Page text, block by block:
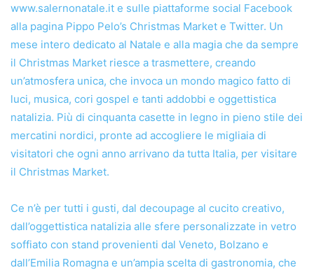
www.salernonatale.it e sulle piattaforme social Facebook
alla pagina Pippo Pelo’s Christmas Market e Twitter. Un
mese intero dedicato al Natale e alla magia che da sempre
il Christmas Market riesce a trasmettere, creando
un’atmosfera unica, che invoca un mondo magico fatto di
luci, musica, cori gospel e tanti addobbi e oggettistica
natalizia. Più di cinquanta casette in legno in pieno stile dei
mercatini nordici, pronte ad accogliere le migliaia di
visitatori che ogni anno arrivano da tutta Italia, per visitare
il Christmas Market.
Ce n’è per tutti i gusti, dal decoupage al cucito creativo,
dall’oggettistica natalizia alle sfere personalizzate in vetro
soffiato con stand provenienti dal Veneto, Bolzano e
dall’Emilia Romagna e un’ampia scelta di gastronomia, che